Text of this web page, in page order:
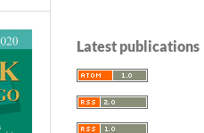
Latest publications